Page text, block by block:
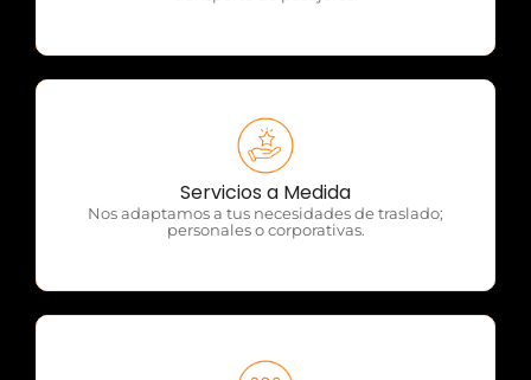
Servicios a Medida
Nos adaptamos a tus necesidades de traslado;
personales o corporativas.
OTP Servicios